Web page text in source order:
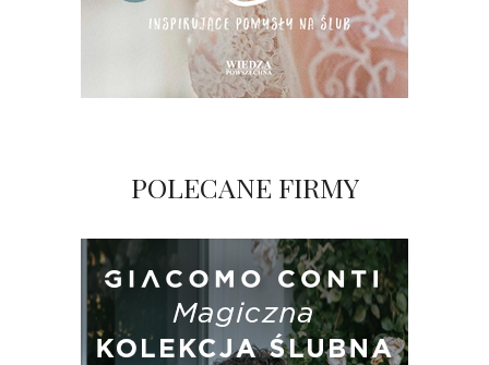
POLECANE FIRMY